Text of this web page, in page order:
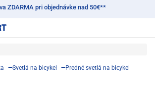
ZDARMA pri objednávke nad 50€**
Svetlá na bicykel Predné svetlá na bicykel